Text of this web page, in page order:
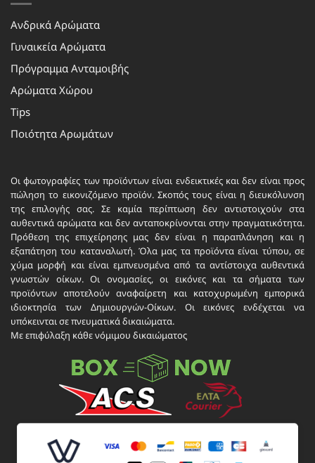
Ανδρικά Αρώματα
Γυναικεία Αρώματα
Πρόγραμμα Ανταμοιβής
Αρώματα Χώρου
Tips
Ποιότητα Αρωμάτων
Οι φωτογραφίες των προϊόντων είναι ενδεικτικές και δεν είναι προς
πώληση το εικονιζόμενο προϊόν. Σκοπός τους είναι η διευκόλυνση
της επιλογής σας. Σε καμία περίπτωση δεν αντιστοιχούν στα
αυθεντικά αρώματα και δεν ανταποκρίνονται στην πραγματικότητα.
Πρόθεση της επιχείρησης μας δεν είναι η παραπλάνηση και η
εξαπάτηση του καταναλωτή. Όλα μας τα προϊόντα είναι τύπου, σε
χύμα μορφή και είναι εμπνευσμένα από τα αντίστοιχα αυθεντικά
γνωστών οίκων. Οι ονομασίες, οι εικόνες και τα σήματα των
προϊόντων αποτελούν αναφαίρετη και κατοχυρωμένη εμπορικά
ιδιοκτησία των Δημιουργών-Οίκων. Οι εικόνες ενδέχεται να
υπόκεινται σε πνευματικά δικαιώματα.
Με επιφύλαξη κάθε νόμιμου δικαιώματος